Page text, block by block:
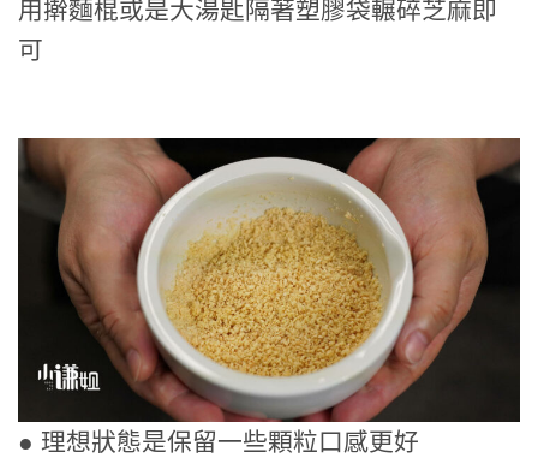
用擀麵棍或是大湯匙隔著塑膠袋輾碎芝麻即
可
● 理想狀態是保留一些顆粒口感更好